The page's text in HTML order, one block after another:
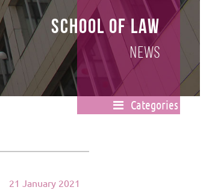
School of Law
News
Categories
21 January 2021